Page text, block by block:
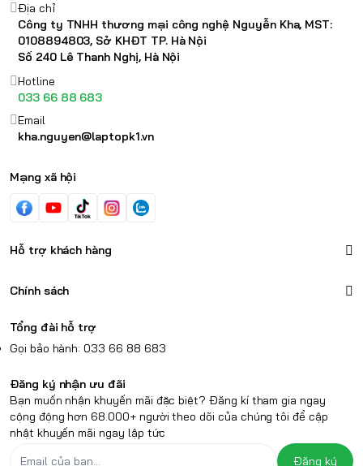
Địa chỉ
Công ty TNHH thương mại công nghệ Nguyễn Kha, MST:
0108894803, Sở KHĐT TP. Hà Nội
Số 240 Lê Thanh Nghị, Hà Nội
Hotline
033 66 88 683
Email
kha.nguyen@laptopk1.vn
Mạng xã hội
Hỗ trợ khách hàng
Chính sách
Tổng đài hỗ trợ
Gọi bảo hành: 033 66 88 683
Đăng ký nhận ưu đãi
Bạn muốn nhận khuyến mãi đặc biệt? Đăng kí tham gia ngay
cộng động hơn 68.000+ người theo dõi của chúng tôi để cập
nhật khuyến mãi ngay lập tức
Đăng ký